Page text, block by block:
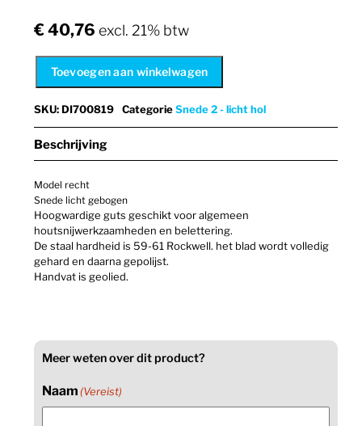
€40,76 excl. 21% btw
Toevoegen aan winkelwagen
SKU:DI700819 CategorieSnede 2 - licht hol
Beschrijving
Model recht
Snede licht gebogen
Hoogwardige guts geschikt voor algemeen
houtsnijwerkzaamheden en belettering.
De staal hardheid is 59-61 Rockwell. het blad wordt volledig
gehard en daarna gepolijst.
Handvat is geolied.
Meer weten over dit product?
Naam (Vereist)